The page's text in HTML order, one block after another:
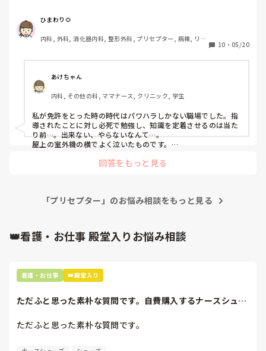
一方で、プリセプターは放任主義なのか、研修内容や看護技
術の練習状況について聞かれることはほとんどありません。
「今のうちに練習した方がいいよ」と言われることはありま
私のイメージでは、プリセプターは一緒に技術練習をしてく
れたり、定期的に悩みや困っていることを聞いてくれたりす
る存在だと思っていました。しかし、実際にはそのような関
わりはなく、面談などもありません。そのため、ずっと距離
を感じています。
一方で、他の先輩方は普段の会話の中で「何か困っているこ
とはない？」と気にかけてくださることが多く、そのような
関わりを感じています。しかし、プリセプターに対してはそ
これは私の考え方がおかしいだけなのでしょうか。それと
ますし、今後も教えていただく立場なので、とても気まずく
なってしまうのではないかと不安で、なかなか言い出せませ
先輩に話しかけずらいのは良く分かりますが、自分がプリセプ
ティーになっていること挨拶にいきましたか？
今は８月なので、パンダコパンダさんの状況が良くなっている
す。私なら、変えたいってことは言わずに周りにいる先輩に聞
いたり技術練習の相手をお願いします。
話しかけやすい先輩はいますか？
今は大事な時なので、色んな事に悩むのはよく分かります。
変えて欲しいって言ったあとの環境が悪いほうに変わってしま
わないか心配なので、その日にフォローについてくれた先輩に
話しかけたら良いのかなって思います。
プリセプターが付くのが1番いいですが、あまり関わり方を知
らなそうなので。私なら、プリセプターに話を聞きたいところ
パンダコパンダさんの今の状況が良くなっていることを願って
ようです。もちろん、先輩は『そんな事言われるならもう何
も言いません』となってしまいました‥
また時間内で院外研修に参加しているため、報告書を提出す
た。それを上から指導するように私は言われ教えましたが、
影でその新人は『お願いもしてないのに』『勝手に研修参加
させられて』などと言ってるみたいです。
そのようなことを言われてしまうと教える側として指導する
のも嫌になってしまいます。
他には先輩が『なんでここを観察したの？』などと聞いただ
けみたいですが、威圧的で苦手と言いふらしてるみたいで
プリセプターが疾患についても学習するように指導したとこ
きたいです。。
ひまわり🌻
内科, 外科, 消化器内科, 整形外科, プリセプター, 病棟, リー
10 ・ 05/20
あけちゃん
内科, その他の科, ママナース, クリニック, 学生
私が免許をとった時の時代はパワハラしかない職場でした。指
導されたことに対し必死で勉強し、知識を定着させるのは当た
り前…。出来ない、やらないなんて…。
屋上の室外機の横でよく泣いたものです。
子はウザっととる事もあります。
寄り添った看護というのを新人にも寄り添った指導かな(笑)
回答をもっと見る
「プリセプター」のお悩み相談をもっと見る
👑看護・お仕事 殿堂入りお悩み相談
看護・お仕事 👑殿堂入り
ただふと思った素朴な質問です。自費購入するナースシュー
ただふと思った素朴な質問です。
自費購入するナースシューズ(職場で使用してる靴)っていく